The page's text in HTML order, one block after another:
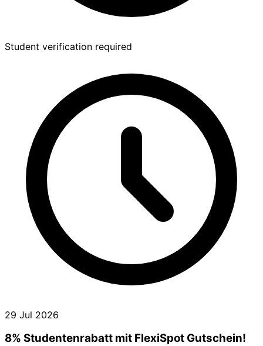
Student verification required
29 Jul 2026
8% Studentenrabatt mit FlexiSpot Gutschein!